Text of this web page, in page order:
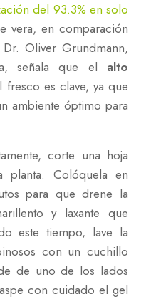
del 93.3% en solo
vera, en comparación
Oliver Grundmann,
señala que el alto
fresco es clave, ya que
ambiente óptimo para
corte una hoja
Colóquela en
para que drene la
y laxante que
este tiempo, lave la
con un cuchillo
de uno de los lados
con cuidado el gel